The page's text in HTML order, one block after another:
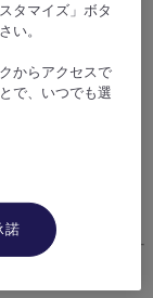
ご覧ください
タマイズ」ボタ
い。
からアクセスで
で、いつでも選
諾